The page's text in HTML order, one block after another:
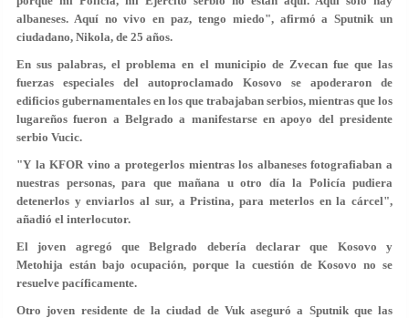
albaneses. Aquí no vivo en paz, tengo miedo", afirmó a Sputnik un
ciudadano, Nikola, de 25 años.
En sus palabras, el problema en el municipio de Zvecan fue que las
fuerzas especiales del autoproclamado Kosovo se apoderaron de
edificios gubernamentales en los que trabajaban serbios, mientras que los
lugareños fueron a Belgrado a manifestarse en apoyo del presidente
serbio Vucic.
"Y la KFOR vino a protegerlos mientras los albaneses fotografiaban a
nuestras personas, para que mañana u otro día la Policía pudiera
detenerlos y enviarlos al sur, a Pristina, para meterlos en la cárcel",
añadió el interlocutor.
El joven agregó que Belgrado debería declarar que Kosovo y
Metohija están bajo ocupación, porque la cuestión de Kosovo no se
resuelve pacíficamente.
Otro joven residente de la ciudad de Vuk aseguró a Sputnik que las